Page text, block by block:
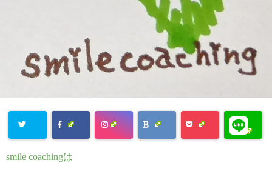
smile coachingは